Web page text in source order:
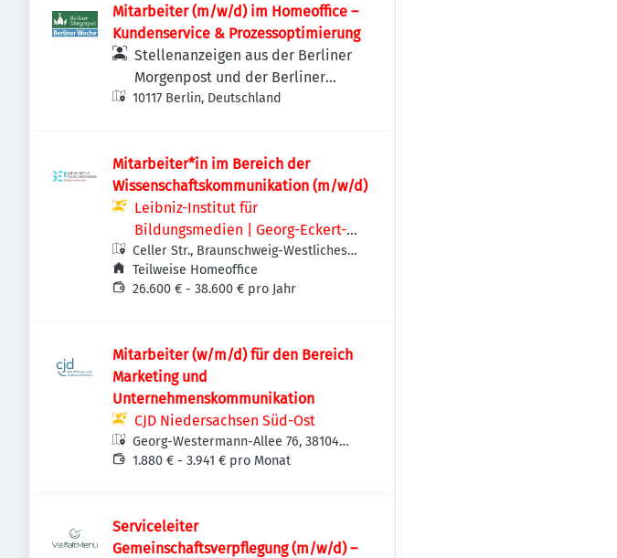
Mitarbeiter (m/w/d) im Homeoffice –
Kundenservice & Prozessoptimierung
Stellenanzeigen aus der Berliner
Morgenpost und der Berliner
Woche
10117 Berlin, Deutschland
Mitarbeiter*in im Bereich der
Wissenschaftskommunikation (m/w/d)
Leibniz-Institut für
Bildungsmedien | Georg-Eckert-
Institut (GEI)
Celler Str., Braunschweig-Westliches
Ringgebiet, Deutschland
Teilweise Homeoffice
26.600 € - 38.600 € pro Jahr
Mitarbeiter (w/m/d) für den Bereich
Marketing und
Unternehmenskommunikation
CJD Niedersachsen Süd-Ost
Georg-Westermann-Allee 76, 38104
Braunschweig, Deutschland
1.880 € - 3.941 € pro Monat
Serviceleiter
Gemeinschaftsverpflegung (m/w/d) –